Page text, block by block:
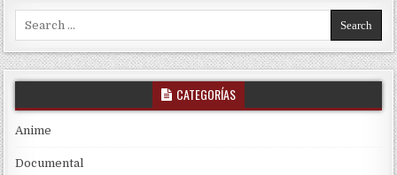
Search for:
CATEGORÍAS
Anime
Documental